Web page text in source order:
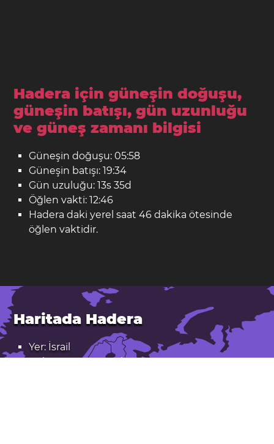
Hadera için güneşin doğuşu,
güneşin batışı, gün uzunluğu
ve güneş zamanı bilgisi
Güneşin doğuşu: 05:58
Güneşin batışı: 19:34
Gün uzuluğu: 13s 35d
Öğlen vakti: 12:46
Hadera daki yerel saat 46 dakika ötesinde
öğlen vaktidir.
Haritada Hadera
Yer: İsrail
Enlem: 32,442. Boylam: 34,904